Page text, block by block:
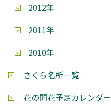
2012年
2011年
2010年
さくら名所一覧
花の開花予定カレンダー